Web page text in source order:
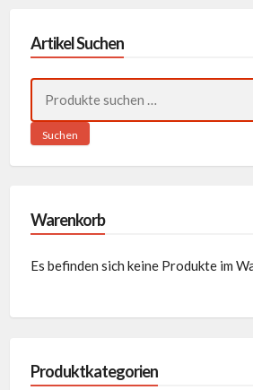
Artikel Suchen
Suchen
Warenkorb
Es befinden sich keine Produkte im
Produktkategorien